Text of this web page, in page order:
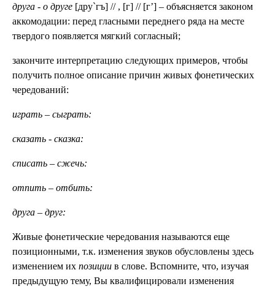
друга - о друге [дру`гъ] // , [г] // [г’] – объясняется законом
аккомодации: перед гласными переднего ряда на месте
твердого появляется мягкий согласный;
закончите интерпретацию следующих примеров, чтобы
получить полное описание причин живых фонетических
чередований:
играть – сыграть:
сказать - сказка:
списать – сжечь:
отпить – отбить:
друга – друг:
Живые фонетические чередования называются еще
позиционными, т.к. изменения звуков обусловлены здесь
изменением их позиции в слове. Вспомните, что, изучая
предыдущую тему, Вы квалифицировали изменения